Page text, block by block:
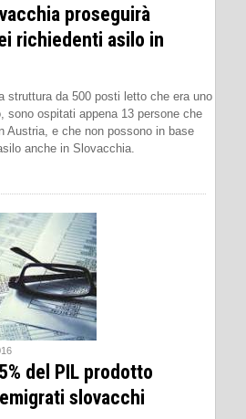
proseguirà
richiedenti asilo in
struttura da 500 posti letto che era uno
sono ospitati appena 13 persone che
Austria, e che non possono in base
anche in Slovacchia.
del PIL prodotto
slovacchi